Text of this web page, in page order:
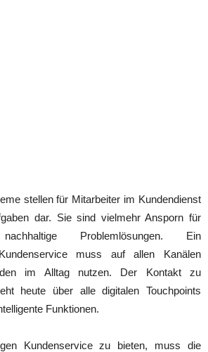
stellen für Mitarbeiter im Kundendienst
dar. Sie sind vielmehr Ansporn für
Problemlösungen. Ein
muss auf allen Kanälen
im Alltag nutzen. Der Kontakt zu
heute über alle digitalen Touchpoints
Funktionen.
Kundenservice zu bieten, muss die